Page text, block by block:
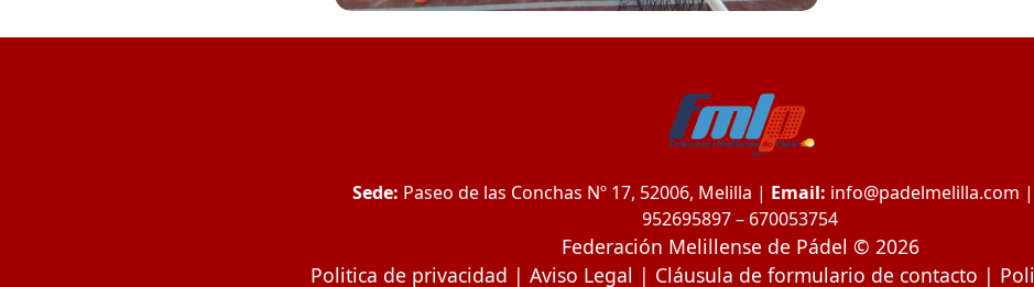
Sede: Paseo de las Conchas Nº 17, 52006, Melilla | Email: info@padelmelilla.com |
952695897 – 670053754
Federación Melillense de Pádel © 2026
Politica de privacidad | Aviso Legal | Cláusula de formulario de contacto |